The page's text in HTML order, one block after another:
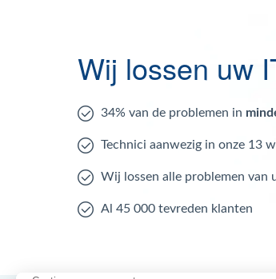
Wij lossen uw
34% van de problemen in
Technici aanwezig in onze 13
Wij lossen alle problemen van
Al 45 000 tevreden klanten